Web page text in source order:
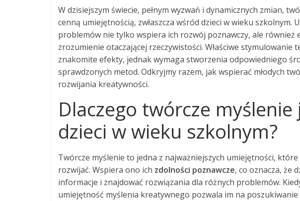
W dzisiejszym świecie, pełnym wyzwań i dynamicznych zmian,
cenną umiejętnością, zwłaszcza wśród dzieci w wieku
problemów nie tylko wspiera ich rozwój poznawczy, ale również
zrozumienie otaczającej rzeczywistości. Właściwe
znakomite efekty, jednak wymaga stworzenia odpowiedniego
sprawdzonych metod. Odkryjmy razem, jak wspierać młodych
rozwijania kreatywności.
Dlaczego twórcze
dzieci w wieku szkolnym?
Twórcze myślenie to jedna z najważniejszych umiejętności,
rozwijać. Wspiera ono ich zdolności poznawcze, co oznacza, że
informacje i znajdować rozwiązania dla różnych problemów.
umiejętność myślenia kreatywnego pozwala im na